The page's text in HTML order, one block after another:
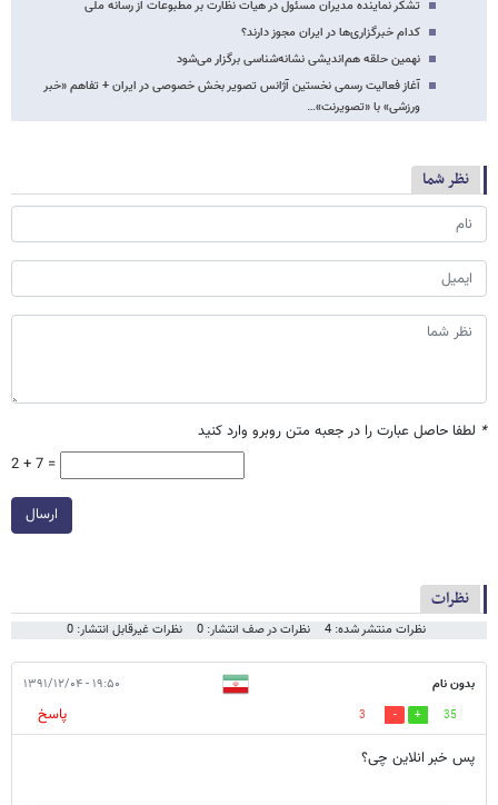
تشکر نماینده مدیران مسئول در هیات نظارت بر مطبوعات از رسانه ملی
کدام خبرگزاری‌ها در ایران مجوز دارند؟
نهمین حلقه هم‌اندیشی نشانه‌شناسی برگزار می‌شود
آغاز فعالیت رسمی نخستین آژانس تصویر بخش خصوصی در ایران + تفاهم «خبر
ورزشی» با «تصویرنت»…
نظر شما
* لطفا حاصل عبارت را در جعبه متن روبرو وارد کنید
2 + 7 =
ارسال
نظرات
نظرات منتشر شده: 4 نظرات در صف انتشار: 0 نظرات غیرقابل انتشار: 0
بدون نام ۱۹:۵۰ - ۱۳۹۱/۱۲/۰۴
35
3
پاسخ
پس خبر انلاین چی؟